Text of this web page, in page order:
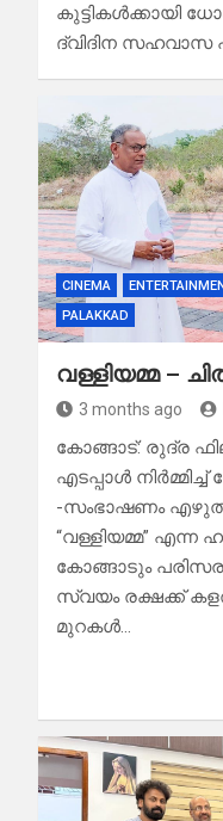
കുട്ടികൾക്കായി
ദ്വിദിന സഹവാസ
CINEMA
PALAKKAD
വള്ളിയമ്മ –
3 months ago
കോങ്ങാട്: രുദ്ര
എടപ്പാൾ
-സംഭാഷണം
“വള്ളിയമ്മ” എന്ന
കോങ്ങാടും
സ്വയം രക്ഷക്ക്
മുറകൾ…